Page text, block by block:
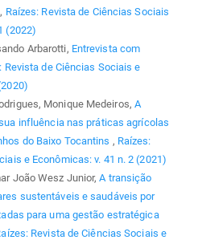
, Raízes: Revista de Ciências Sociais
(2022)
Arbarotti, Entrevista com
Revista de Ciências Sociais e
Monique Medeiros, A
influência nas práticas agrícolas
do Baixo Tocantins , Raízes:
e Econômicas: v. 41 n. 2 (2021)
João Wesz Junior,A transição
sustentáveis e saudáveis por
para uma gestão estratégica
Revista de Ciências Sociais e